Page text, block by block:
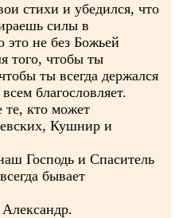
стихи и убедился, что
силы в
это не без Божьей
того, чтобы ты
ты всегда держался
благословляет.
кто может
Кушнир и
Господь и Спаситель
бывает